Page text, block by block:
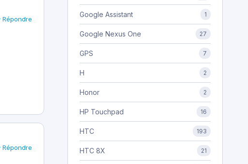
Google Assistant 1
Google Nexus One 27
GPS 7
H 2
Honor 2
HP Touchpad 16
HTC 193
HTC 8X 21